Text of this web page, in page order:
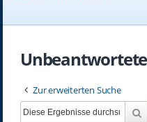
Zur erweiterten Suche